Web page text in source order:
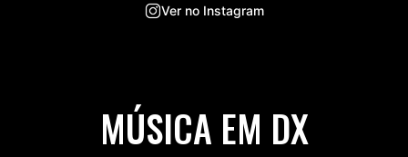
Ver no Instagram
MÚSICA EM DX